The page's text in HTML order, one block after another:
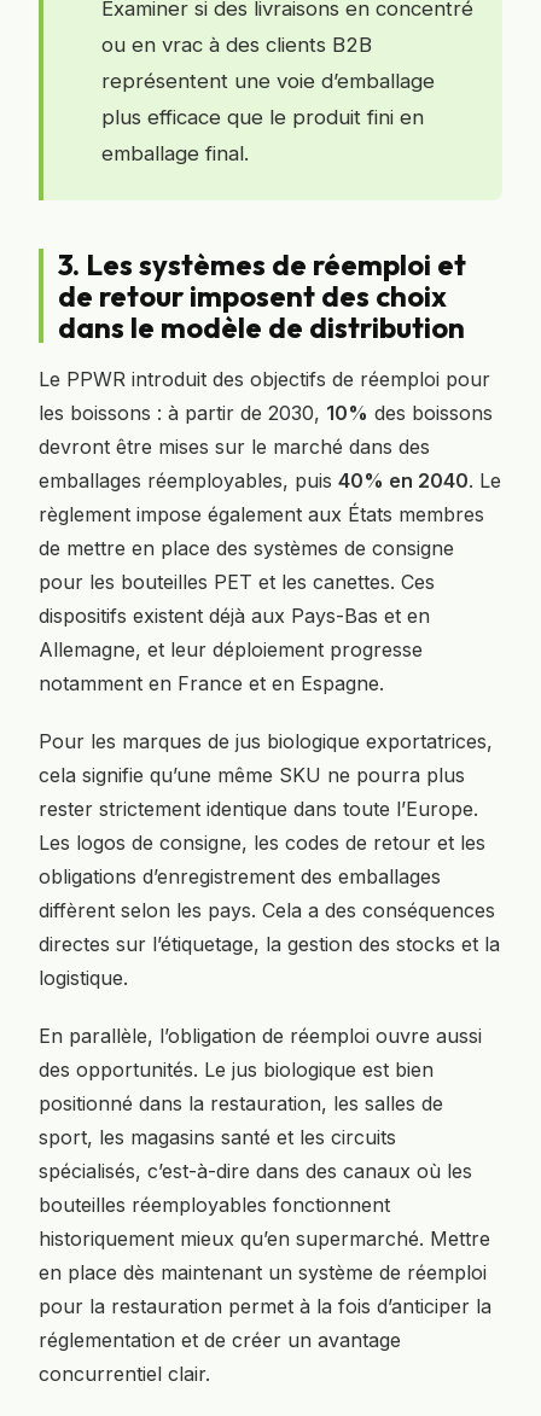
Examiner si des livraisons en concentré
ou en vrac à des clients B2B
représentent une voie d’emballage
plus efficace que le produit fini en
emballage final.
3. Les systèmes de réemploi et
de retour imposent des choix
dans le modèle de distribution
Le PPWR introduit des objectifs de réemploi pour
les boissons : à partir de 2030, 10% des boissons
devront être mises sur le marché dans des
emballages réemployables, puis 40% en 2040. Le
règlement impose également aux États membres
de mettre en place des systèmes de consigne
pour les bouteilles PET et les canettes. Ces
dispositifs existent déjà aux Pays-Bas et en
Allemagne, et leur déploiement progresse
notamment en France et en Espagne.
Pour les marques de jus biologique exportatrices,
cela signifie qu’une même SKU ne pourra plus
rester strictement identique dans toute l’Europe.
Les logos de consigne, les codes de retour et les
obligations d’enregistrement des emballages
diffèrent selon les pays. Cela a des conséquences
directes sur l’étiquetage, la gestion des stocks et la
logistique.
En parallèle, l’obligation de réemploi ouvre aussi
des opportunités. Le jus biologique est bien
positionné dans la restauration, les salles de
sport, les magasins santé et les circuits
spécialisés, c’est-à-dire dans des canaux où les
bouteilles réemployables fonctionnent
historiquement mieux qu’en supermarché. Mettre
en place dès maintenant un système de réemploi
pour la restauration permet à la fois d’anticiper la
réglementation et de créer un avantage
concurrentiel clair.